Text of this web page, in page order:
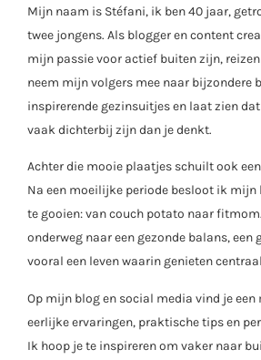
Mijn naam is Stéfani, ik ben 40 jaar,
twee jongens. Als blogger en content
mijn passie voor actief buiten zijn,
neem mijn volgers mee naar bijzondere
inspirerende gezinsuitjes en laat zien
vaak dichterbij zijn dan je denkt.
Achter die mooie plaatjes schuilt ook
Na een moeilijke periode besloot ik
te gooien: van couch potato naar
onderweg naar een gezonde balans, een
vooral een leven waarin genieten
Op mijn blog en social media vind je een
eerlijke ervaringen, praktische tips en
Ik hoop je te inspireren om vaker naar